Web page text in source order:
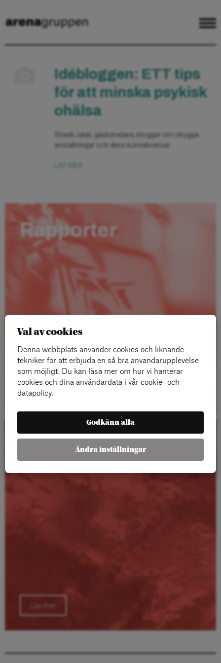
Idébloggen: ETT tips
för att minska psykisk
ohälsa
Shadé Jalali, gästutredare, bloggar om otrygga
anställningar och dess konsekvenser.
Rapporter
Läs mer
Kalender
Läs mer
Val av cookies
Denna webbplats använder cookies och liknande
tekniker för att erbjuda en så bra användarupplevelse
som möjligt. Du kan läsa mer om hur vi hanterar
cookies och dina användardata i vår cookie- och
datapolicy.
Godkänn alla
Ändra inställningar